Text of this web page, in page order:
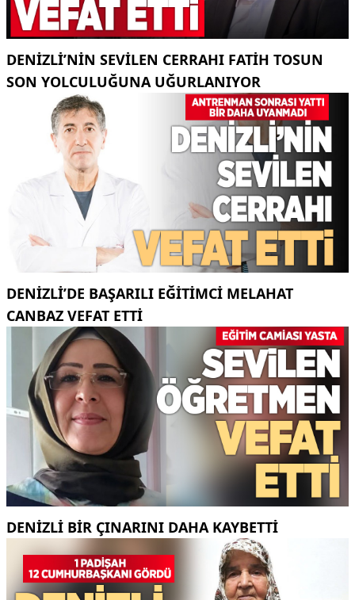
DENIZLI’NIN SEVILEN CERRAHI FATIH TOSUN
SON YOLCULUĞUNA UĞURLANIYOR
DENIZLI’DE BAŞARILI EĞITIMCI MELAHAT
CANBAZ VEFAT ETTI
DENIZLI BIR ÇINARINI DAHA KAYBETTI